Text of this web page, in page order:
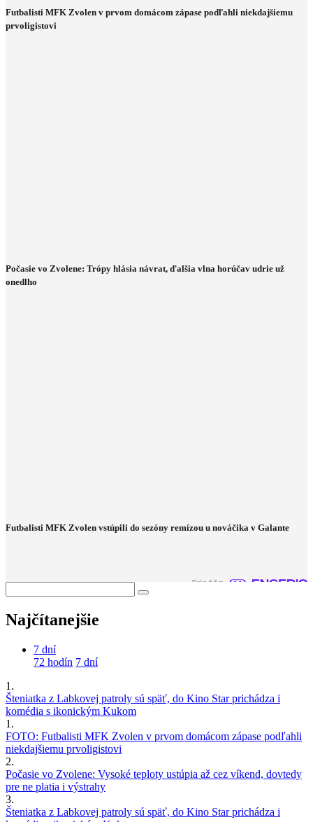
Futbalisti MFK Zvolen v prvom domácom zápase podľahli niekdajšiemu
prvoligistovi
Počasie vo Zvolene: Trópy hlásia návrat, ďalšia vlna horúčav udrie už
onedlho
Futbalisti MFK Zvolen vstúpili do sezóny remízou u nováčika v Galante
Najčítanejšie
7 dní
72 hodín 7 dní
1.
Šteniatka z Labkovej patroly sú späť, do Kino Star prichádza i
komédia s ikonickým Kukom
1.
FOTO: Futbalisti MFK Zvolen v prvom domácom zápase podľahli
niekdajšiemu prvoligistovi
2.
Počasie vo Zvolene: Vysoké teploty ustúpia až cez víkend, dovtedy
pre ne platia i výstrahy
3.
Šteniatka z Labkovej patroly sú späť, do Kino Star prichádza i